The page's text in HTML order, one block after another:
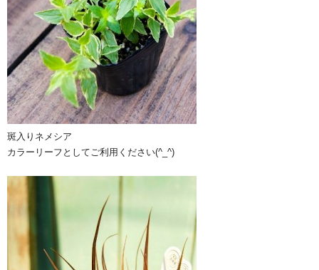
斑入りネメシア
カラーリーフとしてご利用ください(^_^)